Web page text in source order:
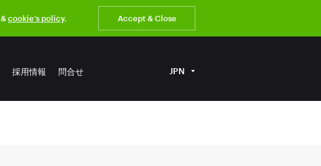
&cookie’s policy. Accept & Close
採用情報 問合せ JPN